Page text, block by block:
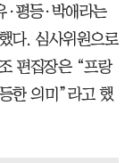
·평등·박애라는
다. 심사위원으로
편집장은 “프랑
한 의미”라고 했